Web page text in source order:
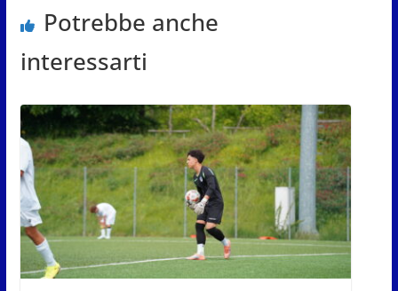
Potrebbe anche
interessarti